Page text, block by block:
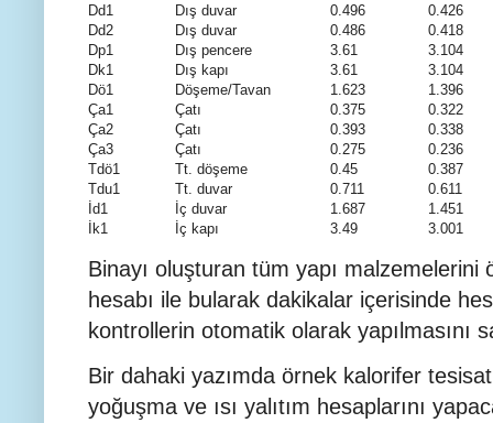
Dd1 Dış duvar 0.496
0.426
Dd2
Dış duvar 0.486
0.418
Dp1
Dış pencere 3.61
3.104
Dk1
Dış kapı 3.61
3.104
Dö1
Döşeme/Tavan 1.623
1.396
Ça1
Çatı 0.375
0.322
Ça2
Çatı 0.393
0.338
Ça3
Çatı 0.275
0.236
Tdö1
Tt. döşeme 0.45
0.387
Tdu1
Tt. duvar 0.711
0.611
İd1
İç duvar 1.687
1.451
İk1
İç kapı 3.49 3.001
Binayı oluşturan tüm yapı
hesabı ile bularak dakikalar içerisinde
kontrollerin otomatik olarak yapılmasını
Bir dahaki yazımda örnek kalorifer
yoğuşma ve ısı yalıtım hesaplarını